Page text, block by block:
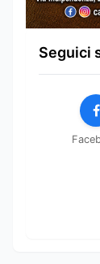
Seguici